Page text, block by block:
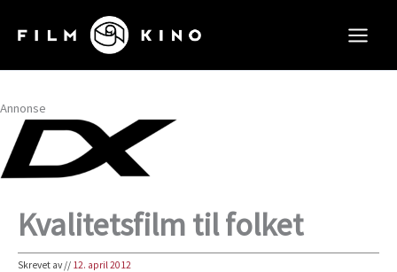
rett
innholdet
Annonse
Kvalitetsfilm til folket
Skrevet av// 12. april 2012